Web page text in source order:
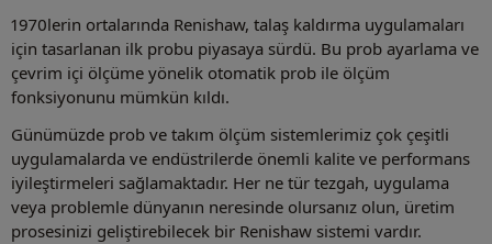
1970lerin ortalarında Renishaw, talaş kaldırma uygulamaları
için tasarlanan ilk probu piyasaya sürdü. Bu prob ayarlama ve
çevrim içi ölçüme yönelik otomatik prob ile ölçüm
fonksiyonunu mümkün kıldı.
Günümüzde prob ve takım ölçüm sistemlerimiz çok çeşitli
uygulamalarda ve endüstrilerde önemli kalite ve performans
iyileştirmeleri sağlamaktadır. Her ne tür tezgah, uygulama
veya problemle dünyanın neresinde olursanız olun, üretim
prosesinizi geliştirebilecek bir Renishaw sistemi vardır.